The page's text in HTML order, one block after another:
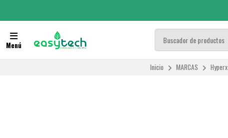
Menú
Inicio MARCAS Hyperx